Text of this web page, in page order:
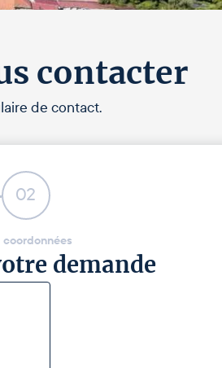
contacter
de contact.
02
coordonnées
demande